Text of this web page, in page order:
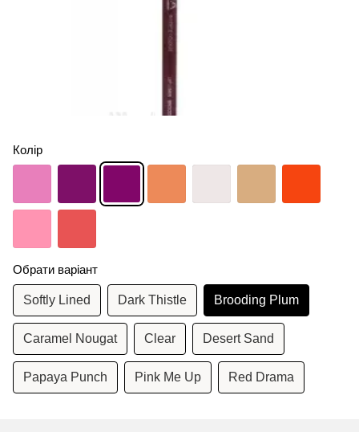
Колір
Обрати варіант
Softly Lined Dark Thistle Brooding Plum
Caramel Nougat Clear Desert Sand
Papaya Punch Pink Me Up Red Drama